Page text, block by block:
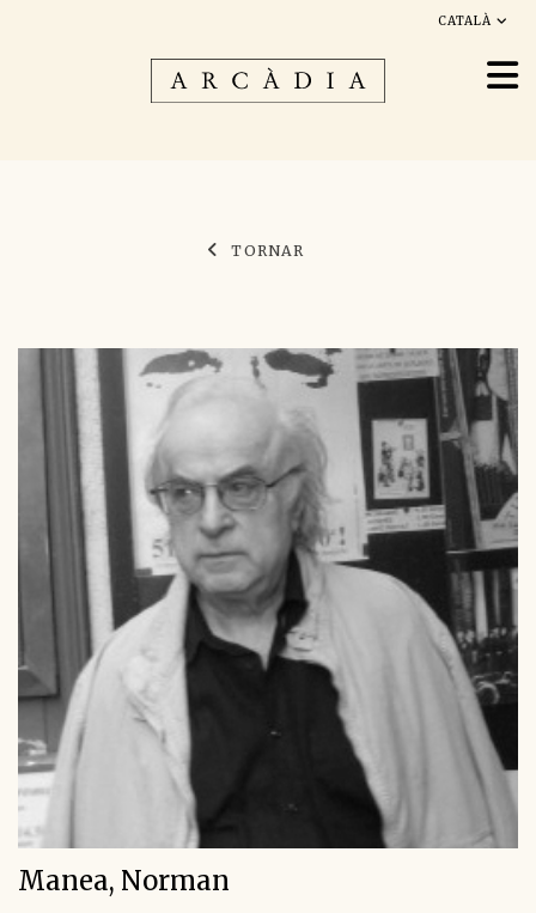
CATALÀ
TORNAR
Manea, Norman